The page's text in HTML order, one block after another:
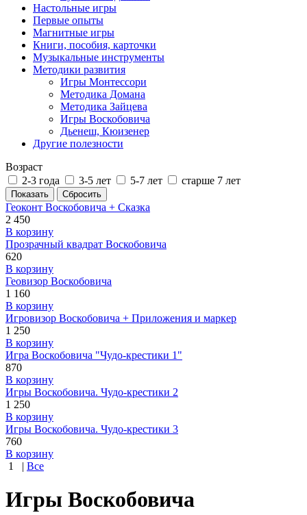
Настольные игры
Первые опыты
Магнитные игры
Книги, пособия, карточки
Музыкальные инструменты
Методики развития
Игры Монтессори
Методика Домана
Методика Зайцева
Игры Воскобовича
Дьенеш, Кюизенер
Другие полезности
Возраст
2-3 года
3-5 лет 5-7 лет старше 7 лет
Геоконт Воскобовича + Сказка
2 450
В корзину
Прозрачный квадрат Воскобовича
620
В корзину
Геовизор Воскобовича
1 160
В корзину
Игровизор Воскобовича + Приложения и маркер
1 250
В корзину
Игра Воскобовича "Чудо-крестики 1"
870
В корзину
Игры Воскобовича. Чудо-крестики 2
1 250
В корзину
Игры Воскобовича. Чудо-крестики 3
760
В корзину
1
| Все
Игры Воскобовича